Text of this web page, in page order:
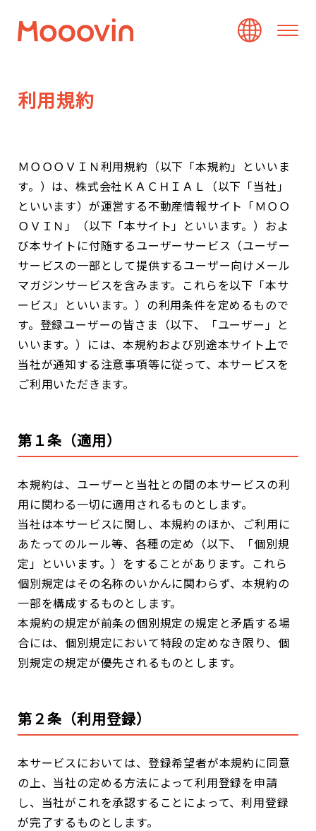
利用規約
ＭＯＯＯＶＩＮ利用規約（以下「本規約」といいま
す。）は、株式会社ＫＡＣＨＩＡＬ（以下「当社」
といいます）が運営する不動産情報サイト「ＭＯＯ
ＯＶＩＮ」（以下「本サイト」といいます。）およ
び本サイトに付随するユーザーサービス（ユーザー
サービスの一部として提供するユーザー向けメール
マガジンサービスを含みます。これらを以下「本サ
ービス」といいます。）の利用条件を定めるもので
す。登録ユーザーの皆さま（以下、「ユーザー」と
いいます。）には、本規約および別途本サイト上で
当社が通知する注意事項等に従って、本サービスを
ご利用いただきます。
第１条（適用）
本規約は、ユーザーと当社との間の本サービスの利
用に関わる一切に適用されるものとします。
当社は本サービスに関し、本規約のほか、ご利用に
あたってのルール等、各種の定め（以下、「個別規
定」といいます。）をすることがあります。これら
個別規定はその名称のいかんに関わらず、本規約の
一部を構成するものとします。
本規約の規定が前条の個別規定の規定と矛盾する場
合には、個別規定において特段の定めなき限り、個
別規定の規定が優先されるものとします。
第２条（利用登録）
本サービスにおいては、登録希望者が本規約に同意
の上、当社の定める方法によって利用登録を申請
し、当社がこれを承認することによって、利用登録
が完了するものとします。